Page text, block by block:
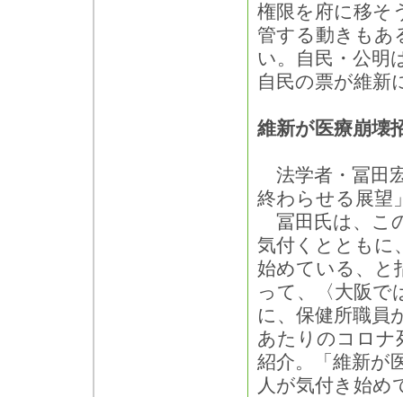
権限を府に移そ
管する動きもあ
い。自民・公明
自民の票が維新
維新が医療崩壊
法学者・冨田
終わらせる展望
冨田氏は、こ
気付くとともに
始めている、と
って、〈大阪で
に、保健所職員
あたりのコロナ
紹介。「維新が
人が気付き始め